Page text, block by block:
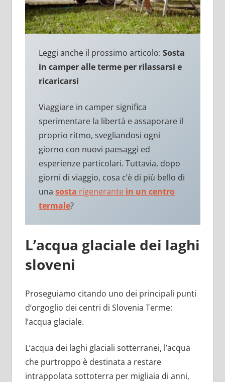
Leggi anche il prossimo articolo:Sosta
in camper alle terme per rilassarsi e
ricaricarsi
Viaggiare in camper significa
sperimentare la libertà e assaporare il
proprio ritmo, svegliandosi ogni
giorno con nuovi paesaggi ed
esperienze particolari. Tuttavia, dopo
giorni di viaggio, cosa c’è di più bello di
unasosta rigenerante in un centro
termale?
L’acqua glaciale dei laghi
sloveni
Proseguiamo citando uno dei principali punti
d’orgoglio dei centri di Slovenia Terme:
l’acqua glaciale.
L’acqua dei laghi glaciali sotterranei, l’acqua
che purtroppo è destinata a restare
intrappolata sottoterra per migliaia di anni,